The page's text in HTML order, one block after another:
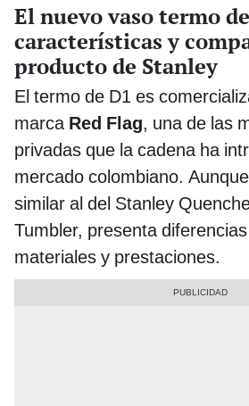
El nuevo vaso termo
características y
producto de Stanley
El termo de D1 es
marca Red Flag, una de las
privadas que la cadena ha
mercado colombiano.
similar al del Stanley
Tumbler, presenta
materiales y prestaciones.